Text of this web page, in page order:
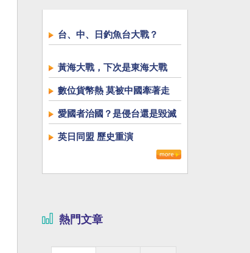
台、中、日釣魚台大戰？
黃海大戰，下次是東海大戰
數位貨幣熱 莫被中國牽著走
愛國者治國？是侵台還是毀滅
英日同盟 歷史重演
熱門文章